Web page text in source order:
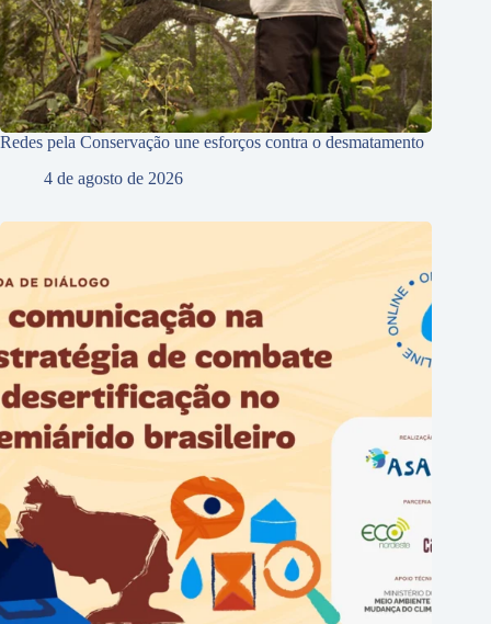
Redes pela Conservação une esforços contra o desmatamento
4 de agosto de 2026